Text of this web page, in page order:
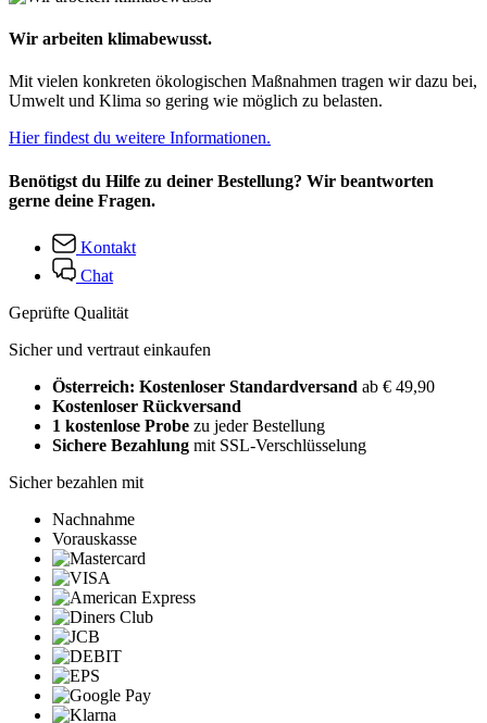
Wir arbeiten klimabewusst.
Mit vielen konkreten ökologischen Maßnahmen tragen wir dazu bei,
Umwelt und Klima so gering wie möglich zu belasten.
Hier findest du weitere Informationen.
Benötigst du Hilfe zu deiner Bestellung? Wir beantworten
gerne deine Fragen.
Kontakt
Chat
Geprüfte Qualität
Sicher und vertraut einkaufen
Österreich: Kostenloser Standardversand ab € 49,90
Kostenloser Rückversand
1 kostenlose Probe zu jeder Bestellung
Sichere Bezahlung mit SSL-Verschlüsselung
Sicher bezahlen mit
Nachnahme
Vorauskasse